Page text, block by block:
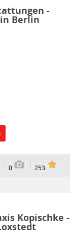
-
Berlin
0 253
Kopischke -